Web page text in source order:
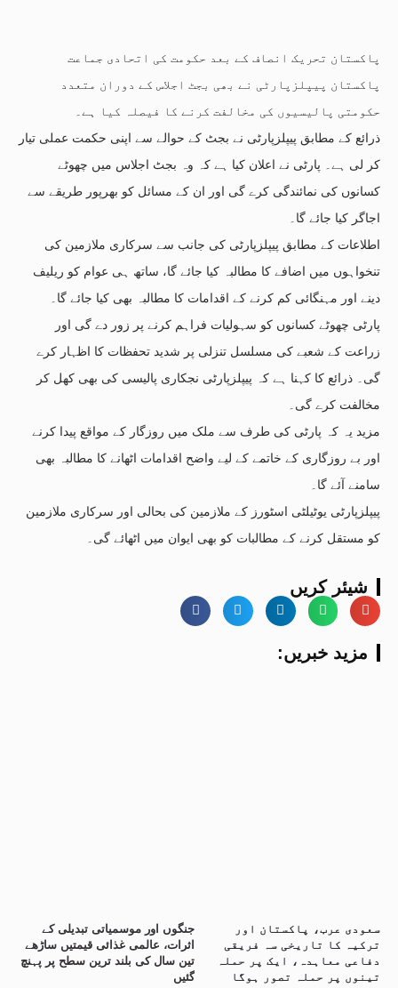
پاکستان تحریک انصاف کے بعد حکومت کی اتحادی جماعت
پاکستان پیپلزپارٹی نے بھی بجٹ اجلاس کے دوران متعدد
حکومتی پالیسیوں کی مخالفت کرنے کا فیصلہ کیا ہے۔
ذرائع کے مطابق پیپلزپارٹی نے بجٹ کے حوالے سے اپنی حکمت عملی تیار
کر لی ہے۔ پارٹی نے اعلان کیا ہے کہ وہ بجٹ اجلاس میں چھوٹے
کسانوں کی نمائندگی کرے گی اور ان کے مسائل کو بھرپور طریقے سے
اجاگر کیا جائے گا۔
اطلاعات کے مطابق پیپلزپارٹی کی جانب سے سرکاری ملازمین کی
تنخواہوں میں اضافے کا مطالبہ کیا جائے گا، ساتھ ہی عوام کو ریلیف
دینے اور مہنگائی کم کرنے کے اقدامات کا مطالبہ بھی کیا جائے گا۔
پارٹی چھوٹے کسانوں کو سہولیات فراہم کرنے پر زور دے گی اور
زراعت کے شعبے کی مسلسل تنزلی پر شدید تحفظات کا اظہار کرے
گی۔ ذرائع کا کہنا ہے کہ پیپلزپارٹی نجکاری پالیسی کی بھی کھل کر
مخالفت کرے گی۔
مزید یہ کہ پارٹی کی طرف سے ملک میں روزگار کے مواقع پیدا کرنے
اور بے روزگاری کے خاتمے کے لیے واضح اقدامات اٹھانے کا مطالبہ بھی
سامنے آئے گا۔
پیپلزپارٹی یوٹیلٹی اسٹورز کے ملازمین کی بحالی اور سرکاری ملازمین
کو مستقل کرنے کے مطالبات کو بھی ایوان میں اٹھائے گی۔
شیئر کریں
:مزید خبریں
جنگوں اور موسمیاتی تبدیلی کے
اثرات، عالمی غذائی قیمتیں ساڑھے
تین سال کی بلند ترین سطح پر پہنچ
گئیں
سعودی عرب، پاکستان اور
ترکیہ کا تاریخی سہ فریقی
دفاعی معاہدہ، ایک پر حملہ
تینوں پر حملہ تصور ہوگا